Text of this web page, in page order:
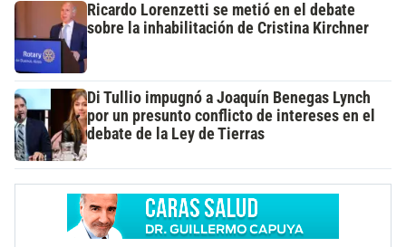
Ricardo Lorenzetti se metió en el debate
sobre la inhabilitación de Cristina Kirchner
Di Tullio impugnó a Joaquín Benegas Lynch
por un presunto conflicto de intereses en el
debate de la Ley de Tierras